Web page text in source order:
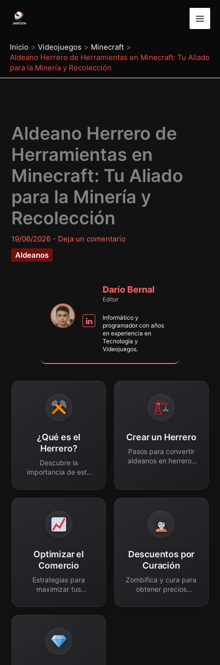
Inicio
Videojuegos
Minecraft
Aldeano Herrero de Herramientas en Minecraft: Tu Aliado
para la Minería y Recolección
Aldeano Herrero de
Herramientas en
Minecraft: Tu Aliado
para la Minería y
Recolección
19/06/2026 - Deja un comentario
Aldeanos
Darío Bernal
Editor
Informático y
programador con años
en experiencia en
Tecnología y
Videojuegos.
¿Qué es el
Herrero?
Descubre la
importancia de este
Crear un Herrero
Pasos para convertir
aldeanos en herreros
Optimizar el
Comercio
Estrategias para
maximizar tus
Descuentos por
Curación
Zombifica y cura para
obtener precios